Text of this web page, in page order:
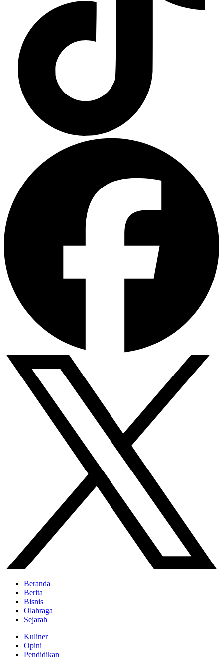
Beranda
Berita
Bisnis
Olahraga
Sejarah
Kuliner
Opini
Pendidikan